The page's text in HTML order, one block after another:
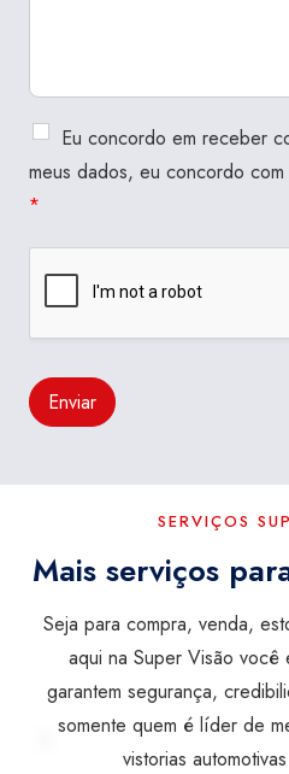
Eu concordo em receber
meus dados, eu concordo com
*
Enviar
SERVIÇOS
Mais serviços
Seja para compra, venda,
aqui na Super Visão você
garantem segurança,
somente quem é líder de
vistorias